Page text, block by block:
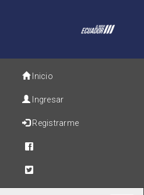
Inicio
Ingresar
Registrarme